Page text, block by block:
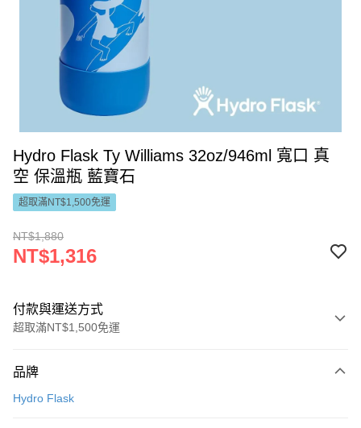
Hydro Flask Ty Williams 32oz/946ml 寬口 真
空 保溫瓶 藍寶石
超取滿NT$1,500免運
NT$1,880
NT$1,316
付款與運送方式
超取滿NT$1,500免運
信用卡一次付款
品牌
Hydro Flask